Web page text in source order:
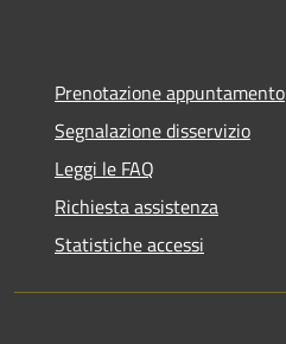
Prenotazione appuntamento
Segnalazione disservizio
Leggi le FAQ
Richiesta assistenza
Statistiche accessi